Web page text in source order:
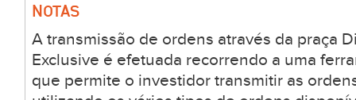
NOTAS
A transmissão de ordens através da praça
Exclusive é efetuada recorrendo a uma
que permite o investidor transmitir as